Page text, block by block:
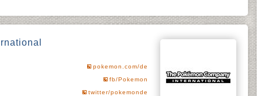
pokemon.com/de
fb/Pokemon
twitter/pokemonde